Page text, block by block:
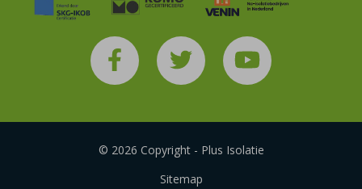
© 2026 Copyright - Plus Isolatie
Sitemap